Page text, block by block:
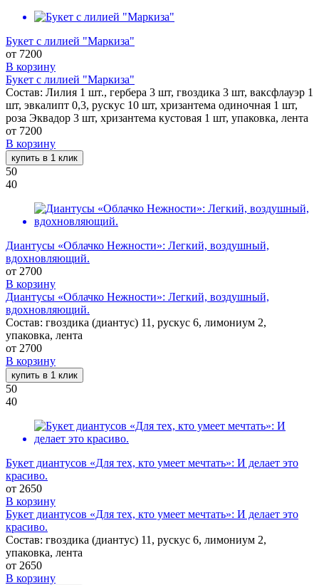
Букет с лилией "Маркиза"
от 7200
В корзину
Букет с лилией "Маркиза"
Состав: Лилия 1 шт., гербера 3 шт, гвоздика 3 шт, ваксфлауэр 1
шт, эвкалипт 0,3, рускус 10 шт, хризантема одиночная 1 шт,
роза Эквадор 3 шт, хризантема кустовая 1 шт, упаковка, лента
от 7200
В корзину
купить в 1 клик
50
40
Диантусы «Облачко Нежности»: Легкий, воздушный,
вдохновляющий.
от 2700
В корзину
Диантусы «Облачко Нежности»: Легкий, воздушный,
вдохновляющий.
Состав: гвоздика (диантус) 11, рускус 6, лимониум 2,
упаковка, лента
от 2700
В корзину
купить в 1 клик
50
40
Букет диантусов «Для тех, кто умеет мечтать»: И делает это
красиво.
от 2650
В корзину
Букет диантусов «Для тех, кто умеет мечтать»: И делает это
красиво.
Состав: гвоздика (диантус) 11, рускус 6, лимониум 2,
упаковка, лента
от 2650
В корзину